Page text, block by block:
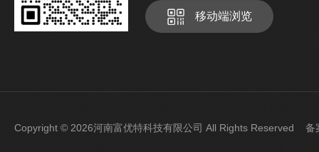
移动端浏览
Copyright © 2026河南富优特科技有限公司 All Rights Reserved 备